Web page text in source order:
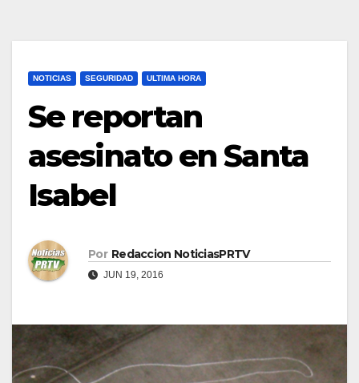
NOTICIAS SEGURIDAD ULTIMA HORA
Se reportan
asesinato en Santa
Isabel
Por Redaccion NoticiasPRTV
JUN 19, 2016